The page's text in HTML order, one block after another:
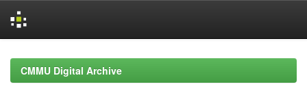
navigationCMMU Digital Archive